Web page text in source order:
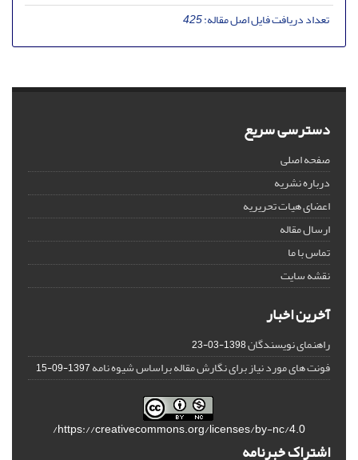
تعداد دریافت فایل اصل مقاله:425
دسترسی سریع
صفحه اصلی
درباره نشریه
اعضای هیات تحریریه
ارسال مقاله
تماس با ما
نقشه سایت
آخرین اخبار
راهنمای نویسندگان1398-03-23
فونت های مورد نیاز برای نگارش مقاله براساس شیوه نامه1397-09-15
https://creativecommons.org/licenses/by-nc/4.0/
اشتراک خبرنامه